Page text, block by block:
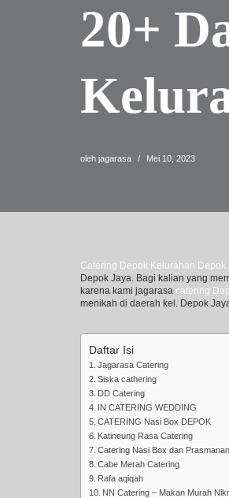
20+
oleh jagarasa Mei 10, 2023
Catering Depok Kelurahan Depok
Depok Jaya. Bagi kalian yang
karena kami jagarasa catering
menikah di daerah kel. Depok
Daftar Isi
Jagarasa Catering
Siska cathering
DD Catering
IN CATERING WEDDING
CATERING Nasi Box DEPOK
Katineung Rasa Catering
Catering Nasi Box dan Prasmanan
Cabe Merah Catering
Rafa aqiqah
NN Catering – Makan Murah